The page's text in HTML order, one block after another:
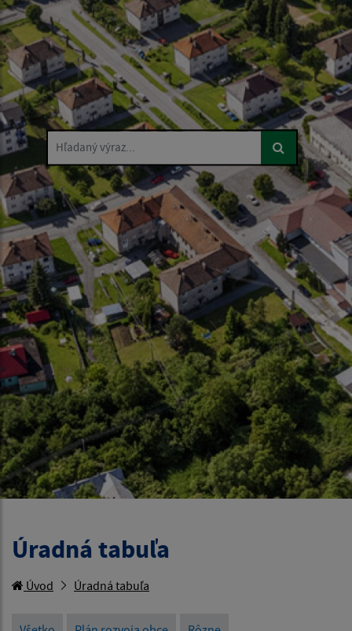
Hľadaný výraz...
Úradná tabuľa
Úvod Úradná tabuľa